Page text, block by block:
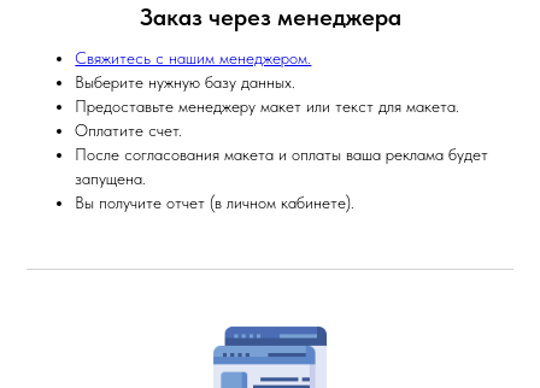
Заказ через менеджера
Свяжитесь с нашим менеджером.
Выберите нужную базу данных.
Предоставьте менеджеру макет или текст для макета.
Оплатите счет.
После согласования макета и оплаты ваша реклама будет
запущена.
Вы получите отчет (в личном кабинете).